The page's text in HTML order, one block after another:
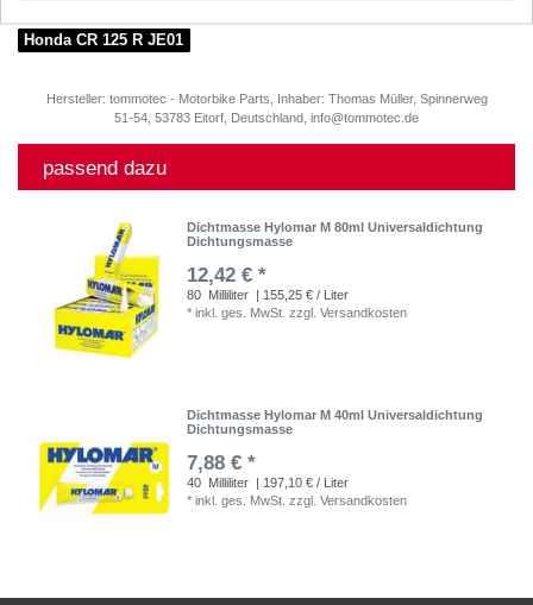
Honda CR 125 R JE01
Hersteller: tommotec - Motorbike Parts, Inhaber: Thomas Müller, Spinnerweg
51-54, 53783 Eitorf, Deutschland, info@tommotec.de
passend dazu
Dichtmasse Hylomar M 80ml Universaldichtung
Dichtungsmasse
12,42 € *
80 Milliliter
| 155,25 € / Liter
*inkl. ges. MwSt. zzgl.Versandkosten
Dichtmasse Hylomar M 40ml Universaldichtung
Dichtungsmasse
7,88 € *
40 Milliliter | 197,10 € / Liter
*inkl. ges. MwSt. zzgl.Versandkosten